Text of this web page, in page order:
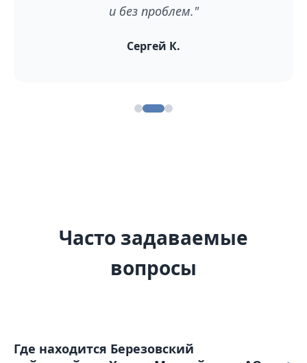
и без проблем."
Сергей К.
Часто задаваемые
вопросы
Где находится Березовский